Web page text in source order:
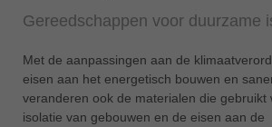
english
Việt Nam
tiếng việt
Gereedschappen voor duurzame
Met de aanpassingen aan de
eisen aan het energetisch bouwen en
veranderen ook de materialen die gebruikt
isolatie van gebouwen en de eisen aan de